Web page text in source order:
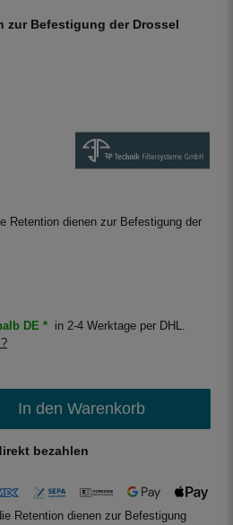
zur Befestigung der Drossel
Retention dienen zur Befestigung der
DE *
in 2-4 Werktage per DHL.
In den Warenkorb
bezahlen
Retention dienen zur Befestigung